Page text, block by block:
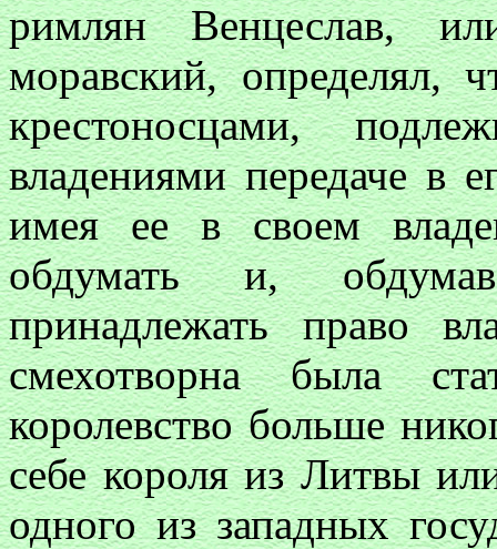
римлян Венцеслав,
моравский, определял,
крестоносцами,
владениями передаче в
имея ее в своем
обдумать и,
принадлежать право
смехотворна была
королевство больше
себе короля из Литвы
одного из западных